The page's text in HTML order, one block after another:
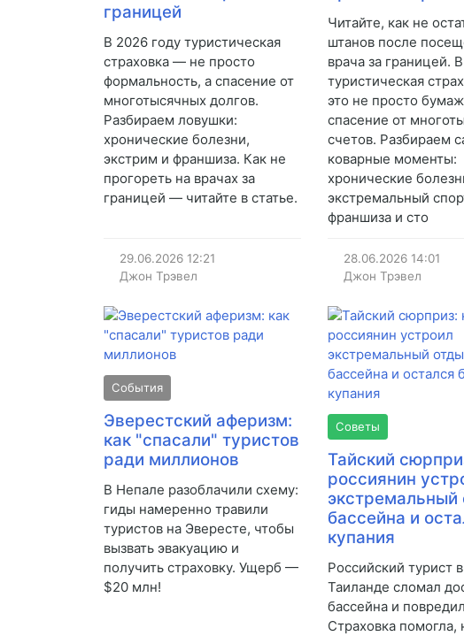
границей
В 2026 году туристическая
страховка — не просто
формальность, а спасение от
многотысячных долгов.
Разбираем ловушки:
хронические болезни,
экстрим и франшиза. Как не
прогореть на врачах за
границей — читайте в статье.
29.06.2026 12:21
Джон Трэвел
Читайте, как не
штанов после
врача за границей.
туристическая
это не просто
спасение от
счетов. Разбираем
коварные моменты:
хронические
экстремальный
франшиза и сто
28.06.2026 14:01
Джон Трэвел
События
Эверестский аферизм:
как "спасали" туристов
ради миллионов
В Непале разоблачили схему:
гиды намеренно травили
туристов на Эвересте, чтобы
вызвать эвакуацию и
получить страховку. Ущерб —
$20 млн!
Советы
Тайский
россиянин
экстремальный
бассейна и
купания
Российский турист в
Таиланде сломал
бассейна и
Страховка помогла,